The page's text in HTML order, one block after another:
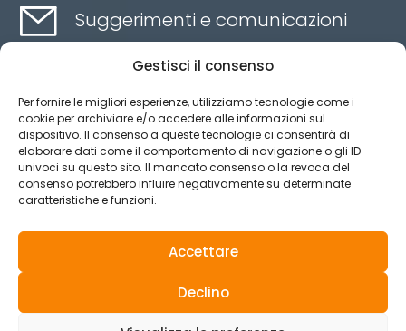
Gestisci il consenso
Per fornire le migliori esperienze, utilizziamo tecnologie come i
cookie per archiviare e/o accedere alle informazioni sul
dispositivo. Il consenso a queste tecnologie ci consentirà di
elaborare dati come il comportamento di navigazione o gli ID
univoci su questo sito. Il mancato consenso o la revoca del
consenso potrebbero influire negativamente su determinate
caratteristiche e funzioni.
Accettare
Declino
Suggerimenti e comunicazioni
Canale etico
Política de privacidad
Política de Cookies
© 2025 Tutti i diritti riservati.